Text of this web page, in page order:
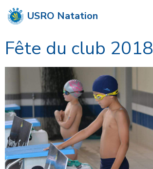
USRO Natation
Fête du club 2018